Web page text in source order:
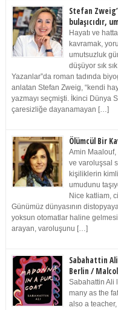
Stefan
bulaşıcıdır,
Hayatı ve
kavramak,
umutsuzluk
düşüyor sık
Yazanlar”da roman tadında
anlatan Stefan Zweig, “kendi
yazmayı seçmişti. İkinci Dünya
çaresizliğe dayanamayan […]
Ölümcül Bir
Amin
ve varoluşsal
kişiliklerin
umudunu
Nice katliam,
Günümüz dünyasının
yoksun otomatlar haline
arayan, varoluşunu […]
Sabahattin
Berlin /
Sabahattin Ali
many as the
also a